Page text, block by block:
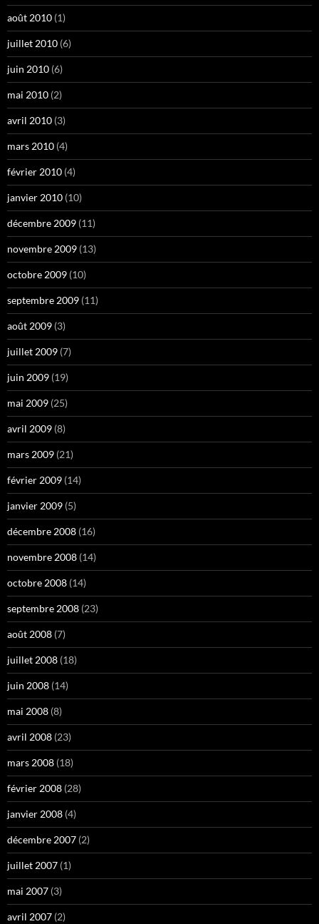
août 2010 (1)
juillet 2010 (6)
juin 2010 (6)
mai 2010 (2)
avril 2010 (3)
mars 2010 (4)
février 2010 (4)
janvier 2010 (10)
décembre 2009 (11)
novembre 2009 (13)
octobre 2009 (10)
septembre 2009 (11)
août 2009 (3)
juillet 2009 (7)
juin 2009 (19)
mai 2009 (25)
avril 2009 (8)
mars 2009 (21)
février 2009 (14)
janvier 2009 (5)
décembre 2008 (16)
novembre 2008 (14)
octobre 2008 (14)
septembre 2008 (23)
août 2008 (7)
juillet 2008 (18)
juin 2008 (14)
mai 2008 (8)
avril 2008 (23)
mars 2008 (18)
février 2008 (28)
janvier 2008 (4)
décembre 2007 (2)
juillet 2007 (1)
mai 2007 (3)
avril 2007 (2)